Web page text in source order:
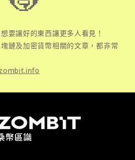
要讓好的東西讓更多人看見！
鏈及加密貨幣相關的文章，都非常